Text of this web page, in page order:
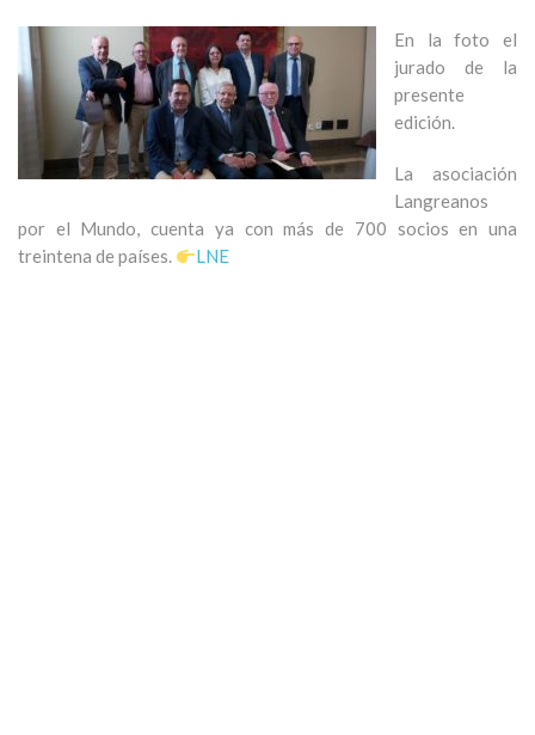
En la foto el
jurado de la
presente
edición.
La asociación
Langreanos
por el Mundo, cuenta ya con más de 700 socios en una
treintena de países.
LNE